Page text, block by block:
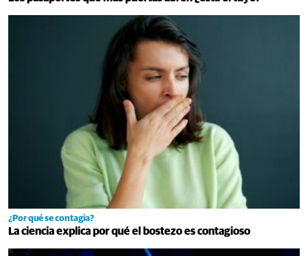
¿Por qué se contagia?
La ciencia explica por qué el bostezo es contagioso